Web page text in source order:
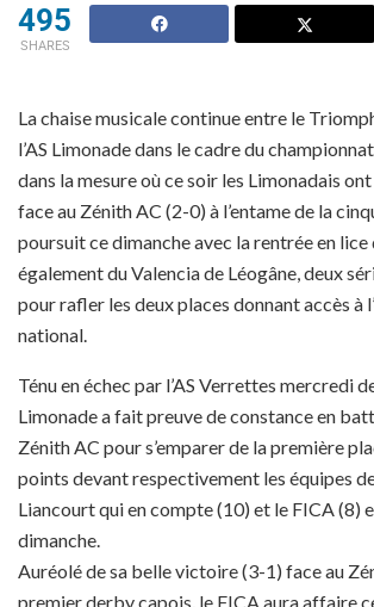
495
SHARES
La chaise musicale continue entre le
l’AS Limonade dans le cadre du
dans la mesure où ce soir les Limonadais
face au Zénith AC (2-0) à l’entame de la
poursuit ce dimanche avec la rentrée en lice
également du Valencia de Léogâne, deux
pour rafler les deux places donnant accès à
national.
Ténu en échec par l’AS Verrettes mercredi
Limonade a fait preuve de constance en
Zénith AC pour s’emparer de la première
points devant respectivement les équipes
Liancourt qui en compte (10) et le FICA (8)
dimanche.
Auréolé de sa belle victoire (3-1) face au
premier derby capois, le FICA aura affaire